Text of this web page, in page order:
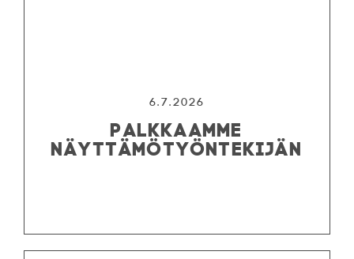
6.7.2026
PALKKAAMME
NÄYTTÄMÖTYÖNTEKIJÄN